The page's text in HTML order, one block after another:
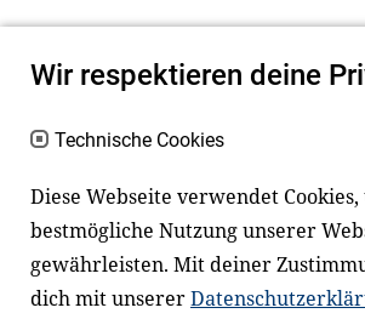
Newsletter
Facebook
Wir respektieren deine
Technische Cookies
Diese Webseite verwendet
bestmögliche Nutzung unserer
gewährleisten. Mit deiner
dich mit unserer